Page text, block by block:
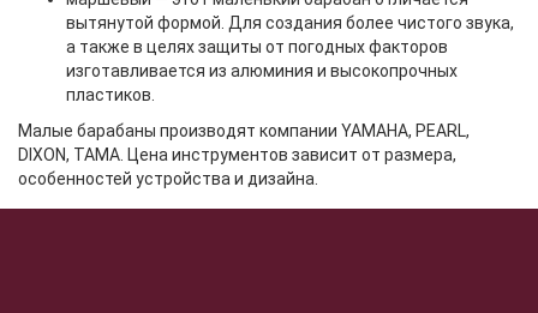
вытянутой формой. Для создания более чистого звука,
а также в целях защиты от погодных факторов
изготавливается из алюминия и высокопрочных
пластиков.
Малые барабаны производят компании YAMAHA, PEARL,
DIXON, TAMA. Цена инструментов зависит от размера,
особенностей устройства и дизайна.